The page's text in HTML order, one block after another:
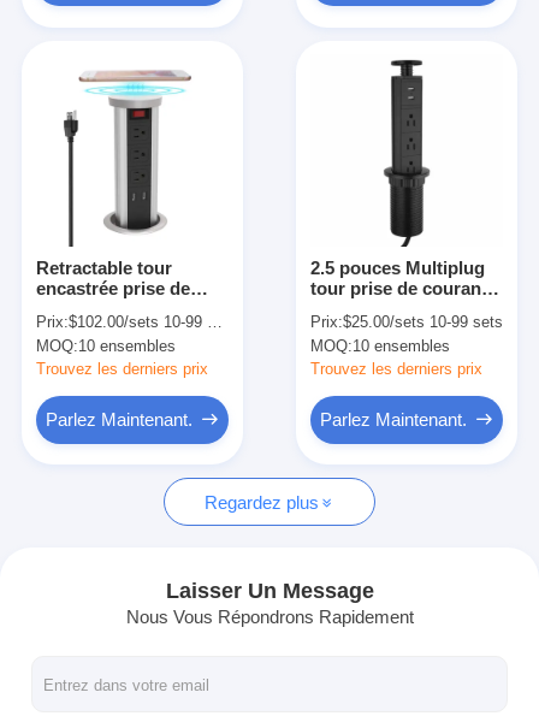
Produits
A propos de nous
Visite d'usine
Contrôle de la qualité
Contact
Parlez Maintenant.
Tableaux interactifs
Système de conférence
Moniteur à défilement
Une prise de bureau pop-up
Retractable tour
encastrée prise de
électrique
personnalisée
Prix:$102.00/sets 10-99 sets
MOQ:10 ensembles
Trouvez les derniers prix
Parlez Maintenant.
2.5 pouces Multiplug
tour prise de courant
trou rond Grommet 6ft
cordon
Prix:$25.00/sets 10-99 sets
MOQ:10 ensembles
Trouvez les derniers prix
Parlez Maintenant.
Regardez plus
Laisser Un Message
Nous Vous Répondrons Rapidement